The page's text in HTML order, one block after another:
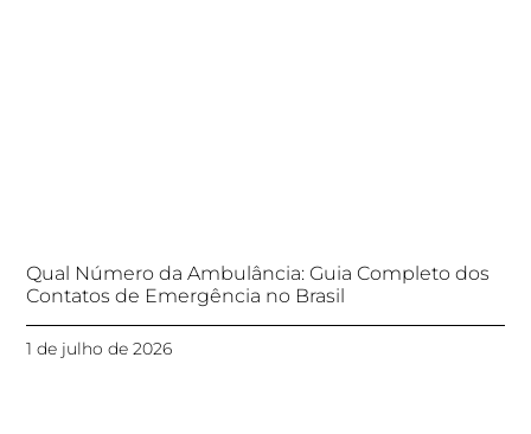
Qual Número da Ambulância: Guia Completo dos
Contatos de Emergência no Brasil
1 de julho de 2026